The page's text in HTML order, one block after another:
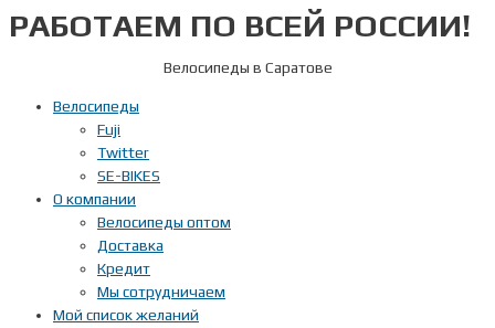
Перейти
кРАБОТАЕМ ПО ВСЕЙ РОССИИ!
Велосипеды в Саратове
Велосипеды
Fuji
Twitter
SE-BIKES
О компании
Велосипеды оптом
Доставка
Кредит
Мы сотрудничаем
Мой список желаний